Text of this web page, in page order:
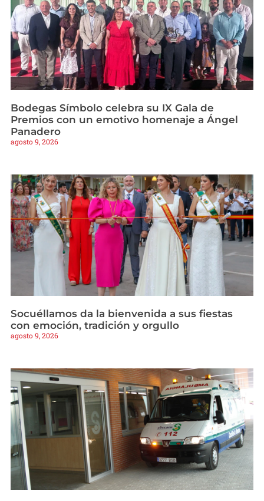
Bodegas Símbolo celebra su IX Gala de
Premios con un emotivo homenaje a Ángel
Panadero
agosto 9, 2026
Socuéllamos da la bienvenida a sus fiestas
con emoción, tradición y orgullo
agosto 9, 2026